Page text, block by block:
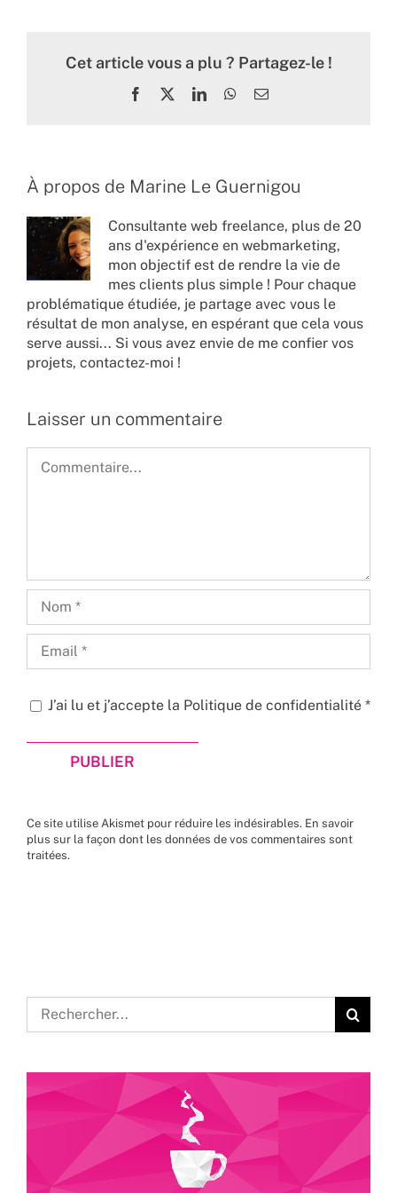
Cet article vous a plu ? Partagez-le !
Facebook LinkedInWhatsApp
Email
À propos de Marine Le Guernigou
Consultante web freelance, plus de 20
ans d'expérience en webmarketing,
mon objectif est de rendre la vie de
mes clients plus simple ! Pour chaque
problématique étudiée, je partage avec vous le
résultat de mon analyse, en espérant que cela vous
serve aussi... Si vous avez envie de me confier vos
projets, contactez-moi !
Laisser un commentaire
J’ai lu et j’accepte la Politique de confidentialité *
Ce site utilise Akismet pour réduire les indésirables. En savoir
plus sur la façon dont les données de vos commentaires sont
traitées.
Rechercher: